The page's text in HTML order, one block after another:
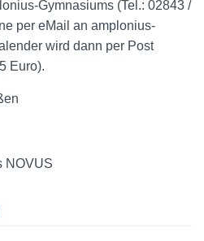
Gymnasiums (Tel.: 02843 /
per eMail an amplonius-
wird dann per Post
Euro).
NOVUS